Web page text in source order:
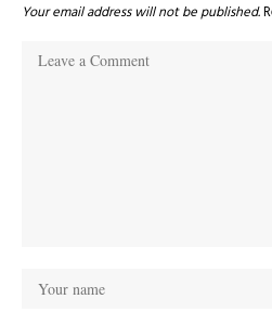
Your email address will not be published.